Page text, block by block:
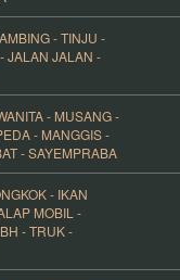
- TINJU -
JALAN JALAN -
- MUSANG -
- MANGGIS -
- SAYEMPRABA
- IKAN
MOBIL -
- TRUK -